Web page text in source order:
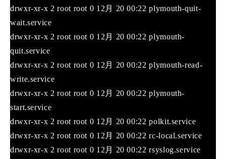
drwxr-xr-x 2 root root 0 12月 20 00:22 plymouth-quit-
wait.service
drwxr-xr-x 2 root root 0 12月 20 00:22 plymouth-
quit.service
drwxr-xr-x 2 root root 0 12月 20 00:22 plymouth-read-
write.service
drwxr-xr-x 2 root root 0 12月 20 00:22 plymouth-
start.service
drwxr-xr-x 2 root root 0 12月 20 00:22 polkit.service
drwxr-xr-x 2 root root 0 12月 20 00:22 rc-local.service
drwxr-xr-x 2 root root 0 12月 20 00:22 rsyslog.service